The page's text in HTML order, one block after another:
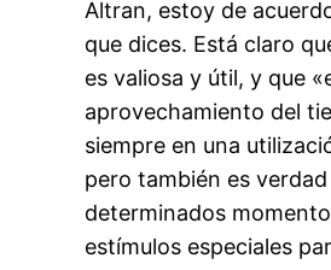
Altran, estoy de
que dices. Está claro
es valiosa y útil, y que
aprovechamiento del
siempre en una
pero también es verdad
determinados
estímulos especiales